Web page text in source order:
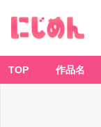
TOP 作品名